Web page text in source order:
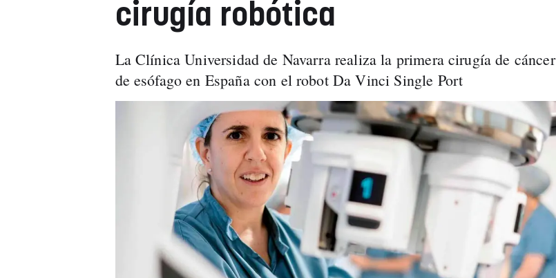
cirugía robótica
La Clínica Universidad de Navarra realiza la primera cirugía de cáncer
de esófago en España con el robot Da Vinci Single Port